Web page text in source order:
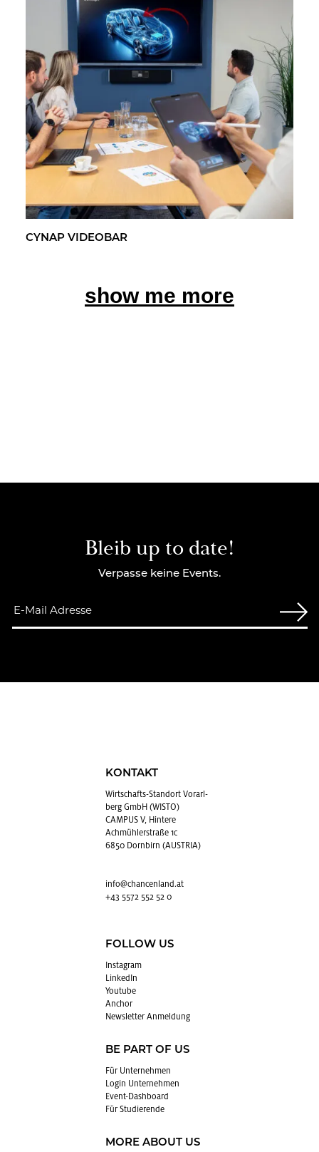
CYNAP VI­DEO­BAR
show me more
Bleib up to date!
Verpasse keine Events.
KONTAKT
Wirt­schafts-Stand­ort Vor­arl­
berg GmbH (WISTO)
CAMPUS V, Hintere
Achmühlerstraße 1c
6850 Dornbirn (AUSTRIA)
info@​chancenland.​at
+43 5572 552 52 0
FOLLOW US
In­sta­gram
Lin­kedIn
You­tube
An­chor
News­let­ter An­mel­dung
BE PART OF US
Für Un­ter­neh­men
Login Un­ter­neh­men
Event-Da­sh­board
Für Stu­die­ren­de
MORE ABOUT US